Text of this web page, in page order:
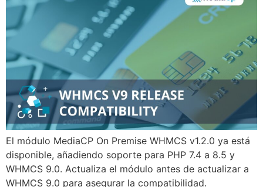
El módulo MediaCP On Premise WHMCS v1.2.0 ya está
disponible, añadiendo soporte para PHP 7.4 a 8.5 y
WHMCS 9.0. Actualiza el módulo antes de actualizar a
WHMCS 9.0 para asegurar la compatibilidad.